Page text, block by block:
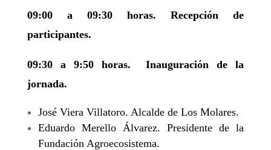
09:00 a 09:30 horas. Recepción de
participantes.
09:30 a 9:50 horas. Inauguración de la
jornada.
José Viera Villatoro. Alcalde de Los Molares.
Eduardo Merello Álvarez. Presidente de la
Fundación Agroecosistema.